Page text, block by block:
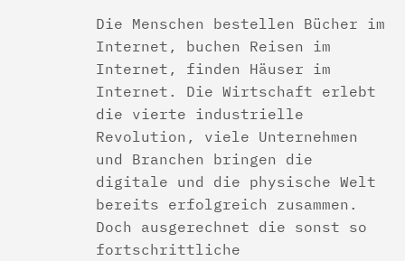
Die Menschen bestellen Bücher im
Internet, buchen Reisen im
Internet, finden Häuser im
Internet. Die Wirtschaft erlebt
die vierte industrielle
Revolution, viele Unternehmen
und Branchen bringen die
digitale und die physische Welt
bereits erfolgreich zusammen.
Doch ausgerechnet die sonst so
fortschrittliche